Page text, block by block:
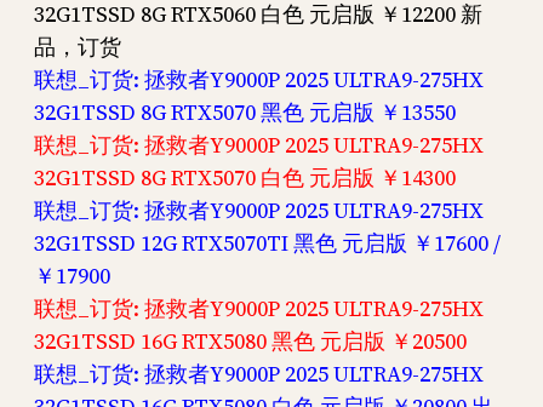
32G1TSSD 8G RTX5060 白色 元启版 ￥12200 新
品，订货
联想_订货: 拯救者Y9000P 2025 ULTRA9-275HX
32G1TSSD 8G RTX5070 黑色 元启版 ￥13550
联想_订货: 拯救者Y9000P 2025 ULTRA9-275HX
32G1TSSD 8G RTX5070 白色 元启版 ￥14300
联想_订货: 拯救者Y9000P 2025 ULTRA9-275HX
32G1TSSD 12G RTX5070TI 黑色 元启版 ￥17600 /
￥17900
联想_订货: 拯救者Y9000P 2025 ULTRA9-275HX
32G1TSSD 16G RTX5080 黑色 元启版 ￥20500
联想_订货: 拯救者Y9000P 2025 ULTRA9-275HX